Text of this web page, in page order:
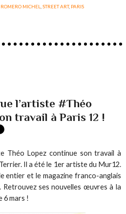
MICHEL ,STREET ART, PARIS
l’artiste #Théo
travail à Paris 12 !
Théo Lopez continue son travail à
Il a été le 1er artiste du Mur12.
entier et le magazine franco-anglais
Retrouvez ses nouvelles œuvres à la
6 mars !